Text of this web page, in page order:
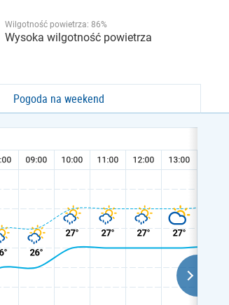
Wilgotność powietrza: 86%
Wysoka wilgotność powietrza
Pogoda na weekend